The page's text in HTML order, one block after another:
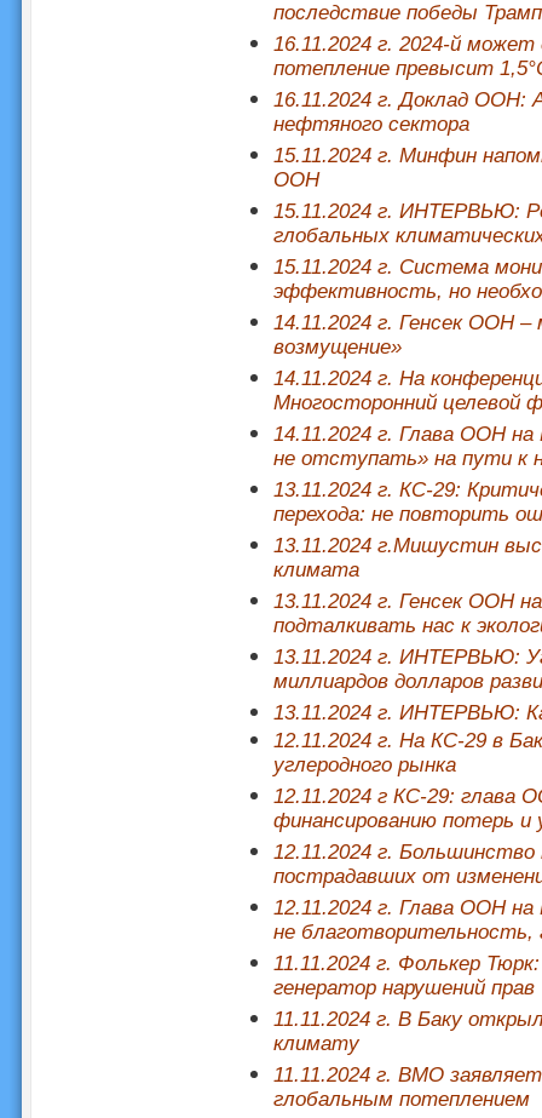
последствие победы
16.11.2024 г. 2024-й
потепление превысит
16.11.2024 г. Доклад ООН:
нефтяного сектора
15.11.2024 г. Минфин
ООН
15.11.2024 г. ИНТЕРВЬЮ:
глобальных
15.11.2024 г. Система
эффективность, но
14.11.2024 г. Генсек ООН
возмущение»
14.11.2024 г. На
Многосторонний целевой
14.11.2024 г. Глава ООН
не отступать» на пути к
13.11.2024 г. КС-29:
перехода: не повторить
13.11.2024 г.Мишустин
климата
13.11.2024 г. Генсек ООН
подталкивать нас к
13.11.2024 г. ИНТЕРВЬЮ:
миллиардов долларов
13.11.2024 г. ИНТЕРВЬЮ:
12.11.2024 г. На КС-29 в
углеродного рынка
12.11.2024 г КС-29: глава
финансированию потерь и
12.11.2024 г.
пострадавших от
12.11.2024 г. Глава ООН
не благотворительность,
11.11.2024 г. Фолькер
генератор нарушений
11.11.2024 г. В Баку
климату
11.11.2024 г. ВМО
глобальным потеплением